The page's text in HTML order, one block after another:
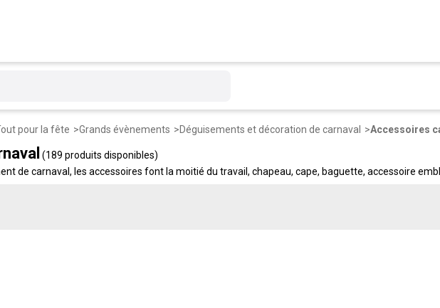
pour la fête Grands évènements Déguisements et décoration de carnaval Accessoires
(189 produits disponibles)
de carnaval, les accessoires font la moitié du travail, chapeau, cape, baguette, accessoire